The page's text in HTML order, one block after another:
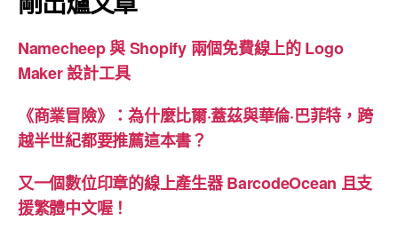
Namecheep 與 Shopify 兩個免費線上的 Logo
Maker 設計工具
《商業冒險》：為什麼比爾·蓋茲與華倫·巴菲特，跨
越半世紀都要推薦這本書？
又一個數位印章的線上產生器 BarcodeOcean 且支
援繁體中文喔！